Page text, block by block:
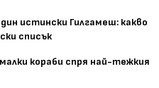
истински Гилгамеш: какво
списък
кораби спря най-тежкия